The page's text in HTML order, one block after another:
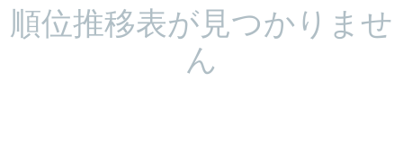
順位推移表が見つかりませ
ん